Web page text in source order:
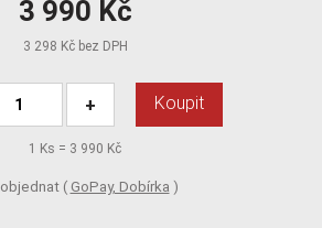
3 990 Kč
3 298 Kč bez DPH
+ Koupit
1 Ks = 3 990 Kč
( GoPay, Dobírka )